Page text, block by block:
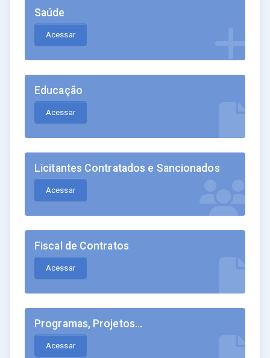
Saúde
Acessar
Educação
Acessar
Licitantes Contratados e Sancionados
Acessar
Fiscal de Contratos
Acessar
Programas, Projetos...
Acessar